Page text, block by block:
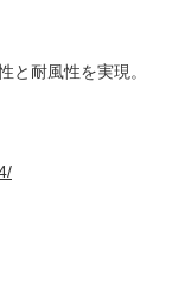
と耐風性を実現。